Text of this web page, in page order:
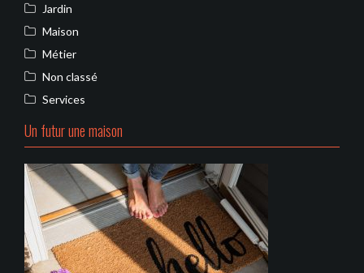
Jardin
Maison
Métier
Non classé
Services
Un futur une maison